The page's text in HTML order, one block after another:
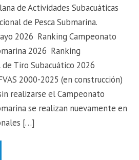
de Actividades Subacuáticas
de Pesca Submarina.
2026 Ranking Campeonato
2026 Ranking
Tiro Subacuático 2026
2000-2025 (en construcción)
realizarse el Campeonato
se realizan nuevamente en
[…]